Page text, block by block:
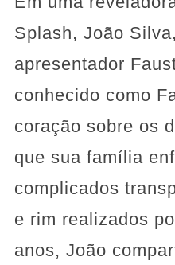
Splash, João
apresentador
conhecido como
coração sobre os
que sua família
complicados
e rim realizados
anos, João